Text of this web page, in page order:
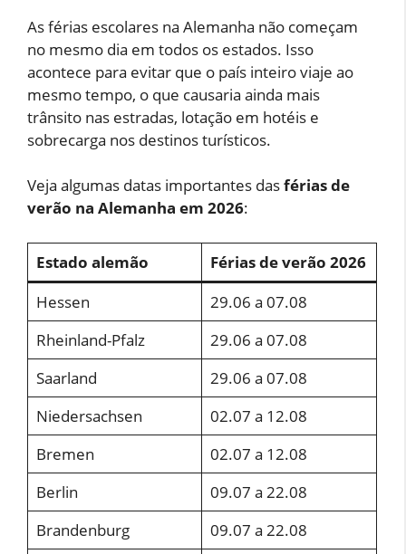
As férias escolares na Alemanha não começam
no mesmo dia em todos os estados. Isso
acontece para evitar que o país inteiro viaje ao
mesmo tempo, o que causaria ainda mais
trânsito nas estradas, lotação em hotéis e
sobrecarga nos destinos turísticos.
Veja algumas datas importantes dasférias de
verão na Alemanha em 2026:
Estado alemão
Férias de verão 2026
Hessen
29.06 a 07.08
Rheinland-Pfalz
29.06 a 07.08
Saarland
29.06 a 07.08
Niedersachsen
02.07 a 12.08
Bremen
02.07 a 12.08
Berlin
09.07 a 22.08
Brandenburg
09.07 a 22.08